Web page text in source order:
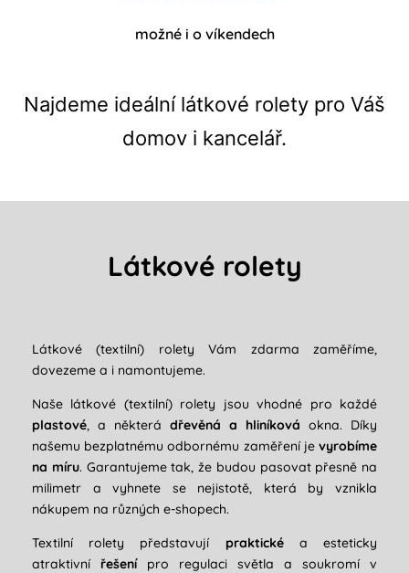
možné i o víkendech
Najdeme ideální látkové rolety pro Váš
domov i kancelář.
Látkové rolety
Látkové (textilní) rolety Vám zdarma zaměříme,
dovezeme a i namontujeme.
Naše látkové (textilní) rolety jsou vhodné pro každé
plastové, a některá dřevěná a hliníková okna. Díky
našemu bezplatnému odbornému zaměření je vyrobíme
na míru. Garantujeme tak, že budou pasovat přesně na
milimetr a vyhnete se nejistotě, která by vznikla
nákupem na různých e-shopech.
Textilní rolety představují praktickéa esteticky
atraktivní řešenípro regulaci světla a soukromí v